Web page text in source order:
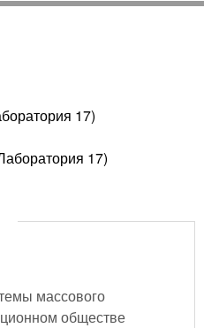
17)
17)
массового
обществе